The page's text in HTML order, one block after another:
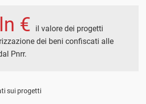
€
il valore dei progetti
dei beni confiscati alle
Pnrr.
sui progetti